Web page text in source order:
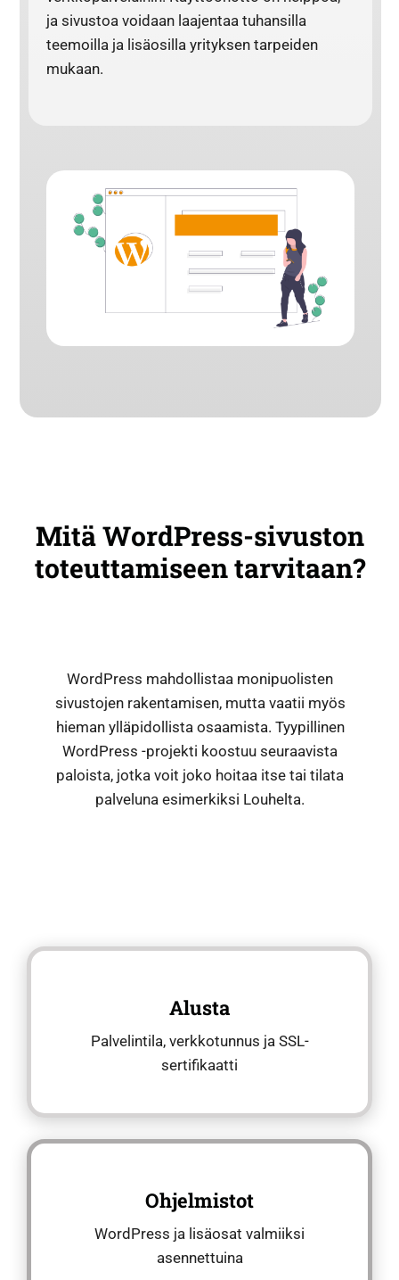
ja sivustoa voidaan laajentaa tuhansilla
teemoilla ja lisäosilla yrityksen tarpeiden
mukaan.
Mitä WordPress-sivuston
toteuttamiseen tarvitaan?
WordPress mahdollistaa monipuolisten
sivustojen rakentamisen, mutta vaatii myös
hieman ylläpidollista osaamista. Tyypillinen
WordPress -projekti koostuu seuraavista
paloista, jotka voit joko hoitaa itse tai tilata
palveluna esimerkiksi Louhelta.
Alusta
Palvelintila, verkkotunnus ja SSL-
sertifikaatti
Ohjelmistot
WordPress ja lisäosat valmiiksi
asennettuina